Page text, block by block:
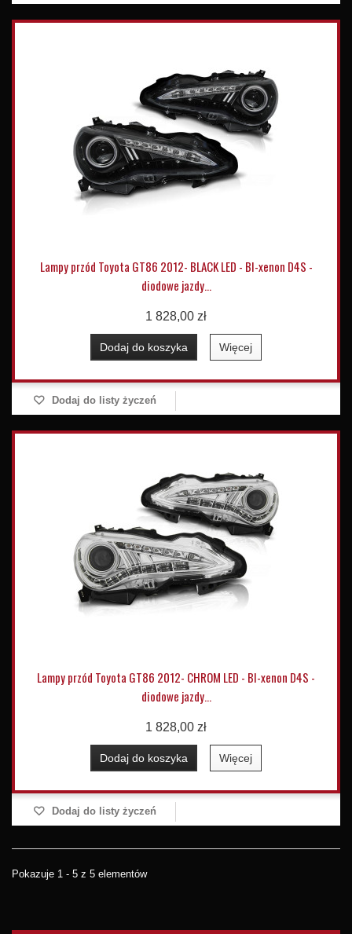
Lampy przód Toyota GT86 2012- BLACK LED - BI-xenon D4S -
diodowe jazdy...
1 828,00 zł
Dodaj do koszyka Więcej
Dodaj do listy życzeń
Lampy przód Toyota GT86 2012- CHROM LED - BI-xenon D4S -
diodowe jazdy...
1 828,00 zł
Dodaj do koszyka Więcej
Dodaj do listy życzeń
Pokazuje 1 - 5 z 5 elementów